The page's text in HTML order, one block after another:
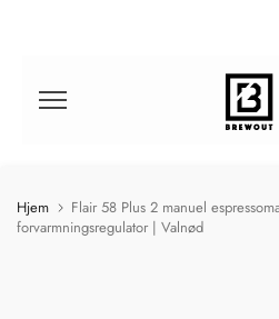
indhold
Hjem
Flair 58 Plus 2 manuel
forvarmningsregulator | Valnød